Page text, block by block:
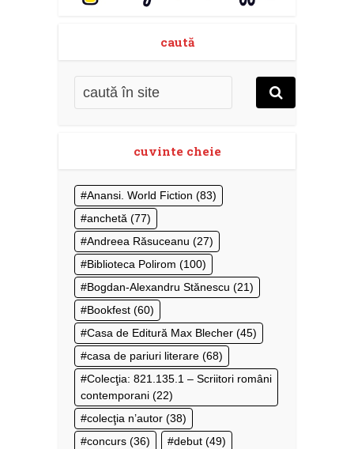
caută
cuvinte cheie
Anansi. World Fiction (83)
anchetă (77)
Andreea Răsuceanu (27)
Biblioteca Polirom (100)
Bogdan-Alexandru Stănescu (21)
Bookfest (60)
Casa de Editură Max Blecher (45)
casa de pariuri literare (68)
Colecţia: 821.135.1 – Scriitori români
contemporani (22)
colecţia n’autor (38)
concurs (36) debut (49)